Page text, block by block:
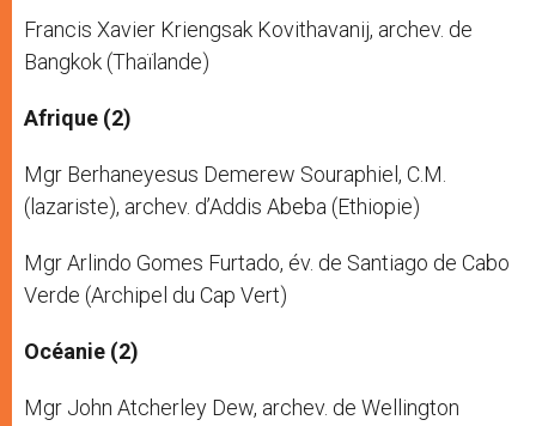
Francis Xavier Kriengsak Kovithavanij, archev. de
Bangkok (Thaïlande)
Afrique (2)
Mgr Berhaneyesus Demerew Souraphiel, C.M.
(lazariste), archev. d’Addis Abeba (Ethiopie)
Mgr Arlindo Gomes Furtado, év. de Santiago de Cabo
Verde (Archipel du Cap Vert)
Océanie (2)
Mgr John Atcherley Dew, archev. de Wellington